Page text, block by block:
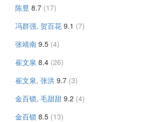
陈昱 8.7 (17)
冯群强, 贺百花 9.1 (7)
张靖南 9.5 (4)
崔文泉 8.4 (26)
崔文泉, 张洪 9.7 (3)
金百锁, 毛甜甜 9.2 (4)
金百锁 8.5 (13)